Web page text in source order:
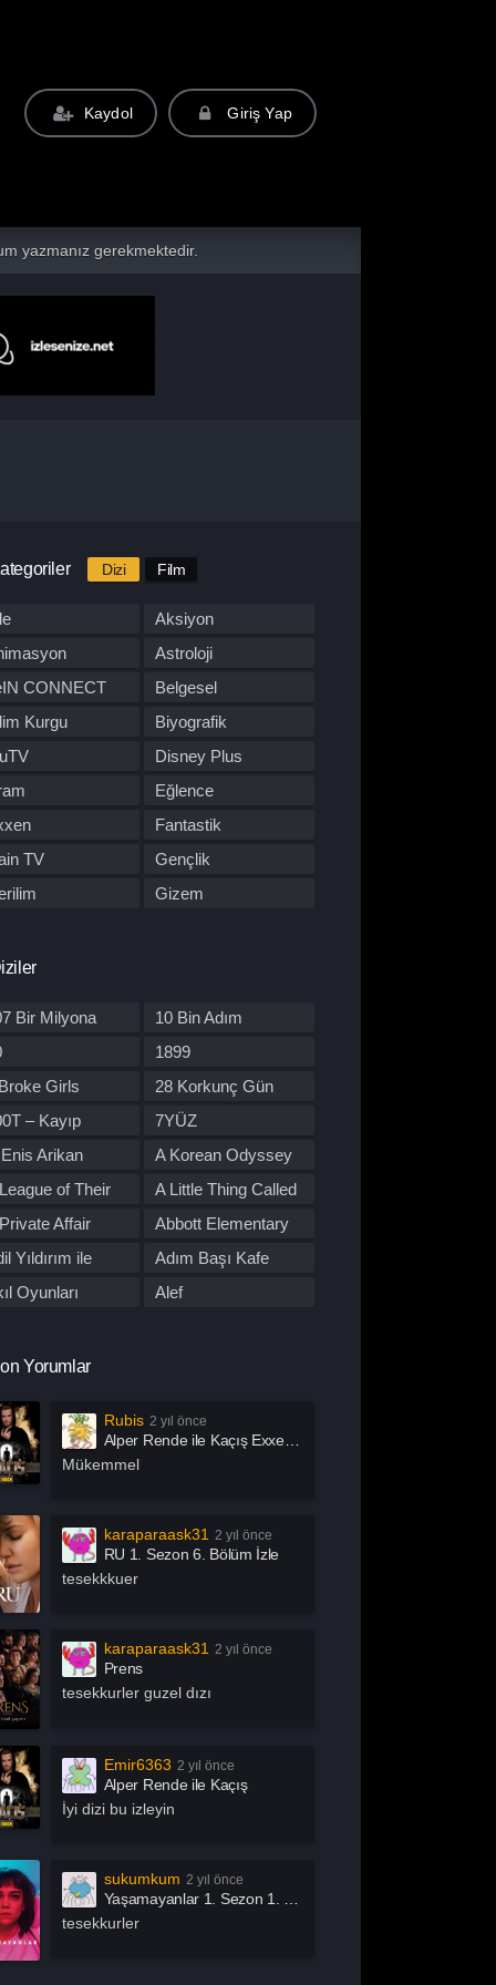
Kaydol Giriş Yap
yazmanız gerekmektedir.
Dizi Film
Aksiyon
Astroloji
CONNECT
Belgesel
Kurgu
Biyografik
Disney Plus
Eğlence
Fantastik
TV
Gençlik
Gizem
Dizisi
Show
Bir Milyona
Yol
10 Bin Adım
1899
Girls
28 Korkunç Gün
– Kayıp
7YÜZ
Arikan
A Korean Odyssey
of Their
A Little Thing Called
First Love
Affair
Abbott Elementary
Yıldırım ile
Adım Başı Kafe
Oyunları
Alef
Arabeskin Aşık
Asla Vazgeçme
Özgürsün
İşleri
Mikrofon
Adası
Aşk Kumardır
Bang Bang Baby
Bu Boşluğu
Ben Gri
Sky
Bir Yeraltı Sit-com’u
Olur Mu?
Bizi Ayıran Çizgi
Mirror
Yorumlar
Rubis 2 yıl önce
Alper Rende ile Kaçış Exxen 2. Sezon 1. Bölüm İzle
Mükemmel
karaparaask31 2 yıl önce
RU 1. Sezon 6. Bölüm İzle
tesekkkuer
karaparaask31 2 yıl önce
Prens
tesekkurler guzel dızı
Emir6363 2 yıl önce
Alper Rende ile Kaçış
İyi dizi bu izleyin
sukumkum 2 yıl önce
Yaşamayanlar 1. Sezon 1. Bölüm İzle
tesekkurler